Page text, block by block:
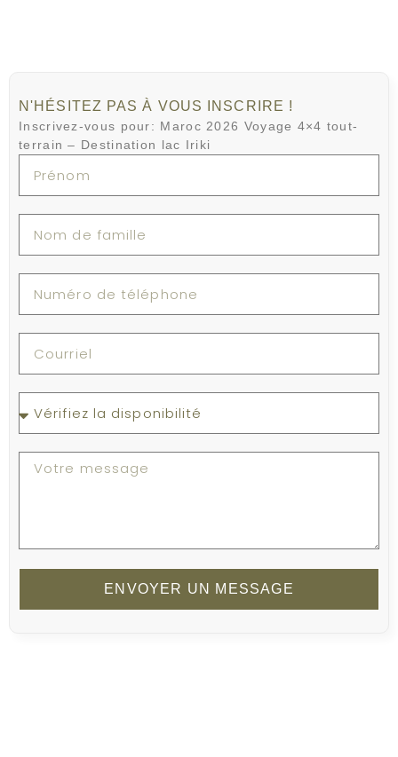
N'HÉSITEZ PAS À VOUS INSCRIRE !
Inscrivez-vous pour: Maroc 2026 Voyage 4×4 tout-
terrain – Destination lac Iriki
ENVOYER UN MESSAGE